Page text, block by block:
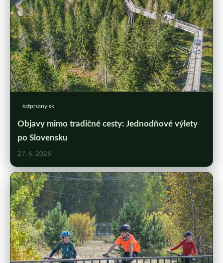
kstprsany.sk
Objavy mimo tradičné cesty: Jednodňové výlety
po Slovensku
27. 6. 2026